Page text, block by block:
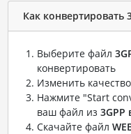
Как конвертировать
Выберите файл
конвертировать
Изменить
Нажмите "Start
ваш файл из 3GPP
Скачайте файл